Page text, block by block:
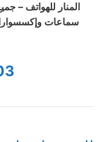
المنار للهواتف –
سماعات